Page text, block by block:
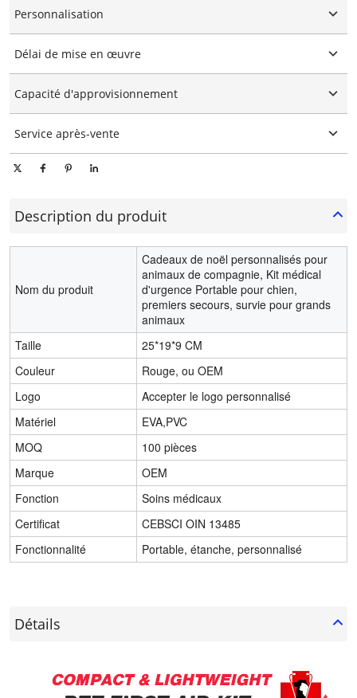
Personnalisation
Emballage personnalisé
Délai de mise en œuvre
Capacité d'approvisionnement
Service après-vente
Description du produit
Nom du produit
Cadeaux de noël personnalisés pour
animaux de compagnie, Kit médical
d'urgence Portable pour chien,
premiers secours, survie pour grands
animaux
Taille
25*19*9 CM
Couleur
Rouge, ou OEM
Logo
Accepter le logo personnalisé
Matériel
EVA,PVC
MOQ
100 pièces
Marque
OEM
Fonction
Soins médicaux
Certificat
CEBSCI OIN 13485
Fonctionnalité
Portable, étanche, personnalisé
Détails